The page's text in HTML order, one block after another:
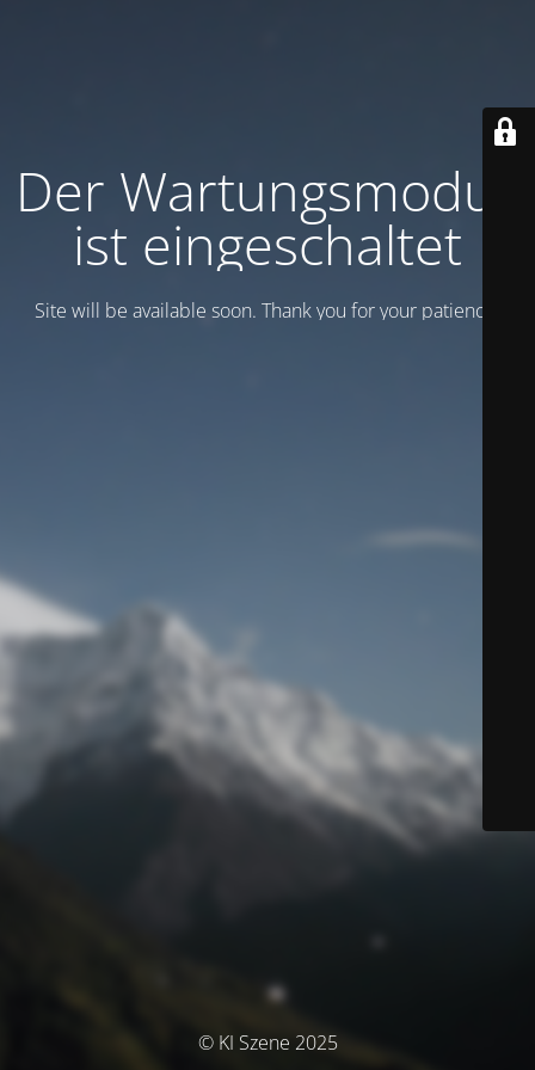
Der Wartungsmodus
ist eingeschaltet
Site will be available soon. Thank you for your patience!
© KI Szene 2025